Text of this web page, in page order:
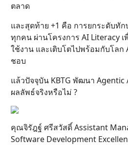
ตลาด
และสุดท้าย +1 คือ การยกระดับทั
ทุกคน ผ่านโครงการ AI Literacy
ใช้งาน และเติบโตไปพร้อมกับโลก
ชอบ
แล้วปัจจุบัน KBTG พัฒนา Agentic
ผลลัพธ์จริงหรือไม่ ?
คุณจิรัฎฐ์ ศรีสวัสดิ์ Assistant
Software Development